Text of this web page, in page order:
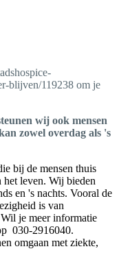
blijven/119238 om je
wij ook mensen
zowel overdag als 's
bij de mensen thuis
het leven. Wij bieden
en 's nachts. Vooral de
is van
je meer informatie
030-2916040.
omgaan met ziekte,